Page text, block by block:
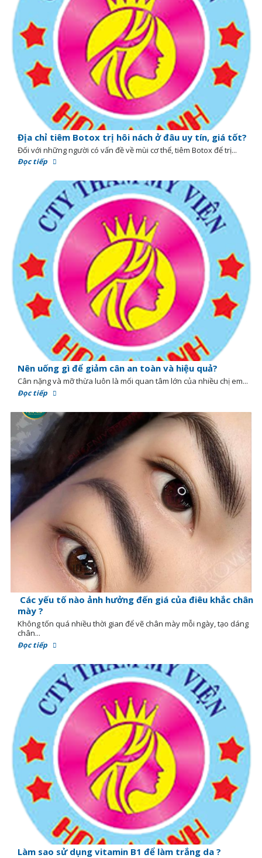
Địa chỉ tiêm Botox trị hôi nách ở đâu uy tín, giá tốt?
Đối với những người có vấn đề về mùi cơ thể, tiêm Botox để trị...
Đọc tiếp
Nên uống gì để giảm cân an toàn và hiệu quả?
Cân nặng và mỡ thừa luôn là mối quan tâm lớn của nhiều chị em...
Đọc tiếp
Các yếu tố nào ảnh hưởng đến giá của điêu khắc chân
mày ?
Không tốn quá nhiều thời gian để vẽ chân mày mỗi ngày, tạo dáng
chân...
Đọc tiếp
Làm sao sử dụng vitamin B1 để làm trắng da ?